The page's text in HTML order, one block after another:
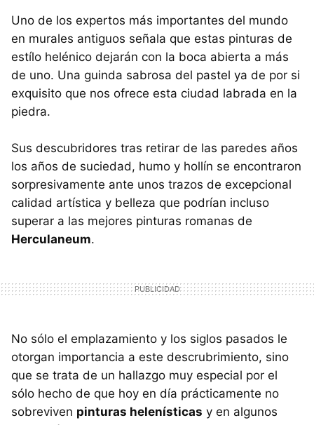
Uno de los expertos más importantes del mundo
en murales antiguos señala que estas pinturas de
estílo helénico dejarán con la boca abierta a más
de uno. Una guinda sabrosa del pastel ya de por si
exquisito que nos ofrece esta ciudad labrada en la
piedra.
Sus descubridores tras retirar de las paredes años
los años de suciedad, humo y hollín se encontraron
sorpresivamente ante unos trazos de excepcional
calidad artística y belleza que podrían incluso
superar a las mejores pinturas romanas de
Herculaneum.
No sólo el emplazamiento y los siglos pasados le
otorgan importancia a este descrubrimiento, sino
que se trata de un hallazgo muy especial por el
sólo hecho de que hoy en día prácticamente no
sobreviven pinturas helenísticas y en algunos